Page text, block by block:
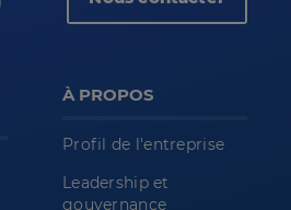
À PROPOS
Profil de l'entreprise
Leadership et
gouvernance